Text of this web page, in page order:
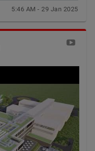
5:46 AM - 29 Jan 2025